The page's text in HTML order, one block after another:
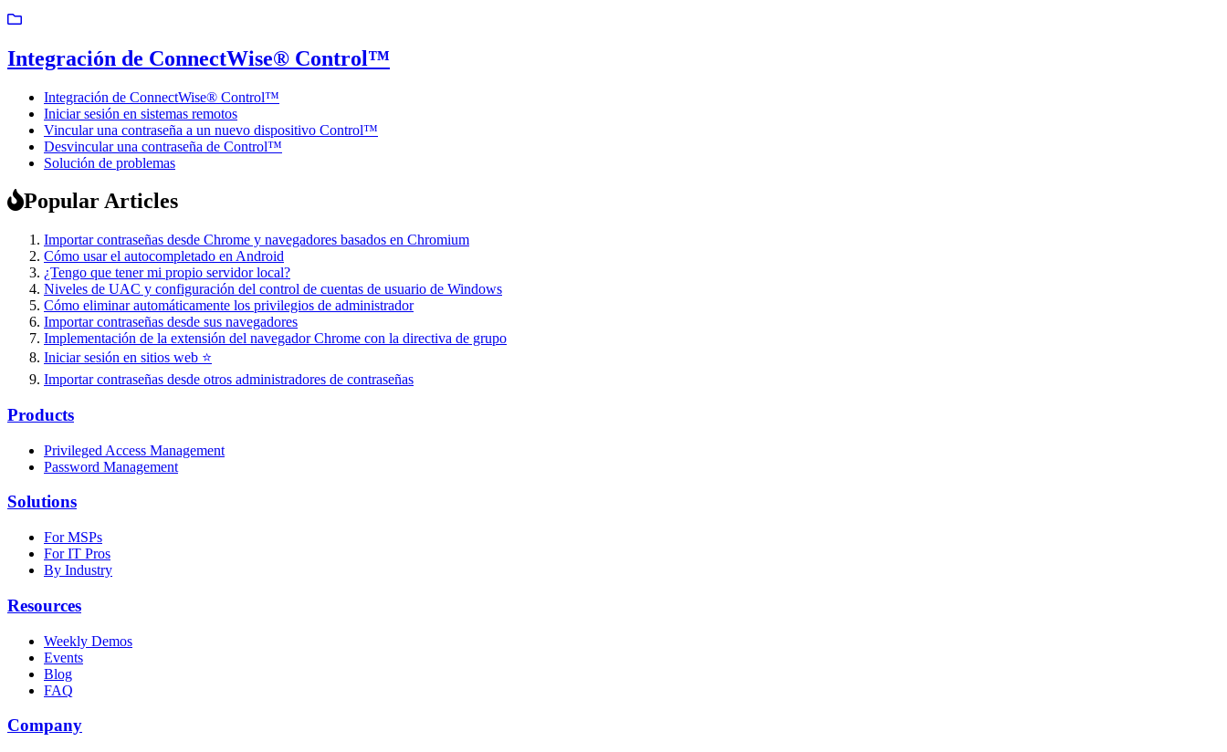
Integración de ConnectWise® Control™
Integración de ConnectWise® Control™
Iniciar sesión en sistemas remotos
Vincular una contraseña a un nuevo dispositivo Control™
Desvincular una contraseña de Control™
Solución de problemas
Popular Articles
Importar contraseñas desde Chrome y navegadores basados en Chromium
Cómo usar el autocompletado en Android
¿Tengo que tener mi propio servidor local?
Niveles de UAC y configuración del control de cuentas de usuario de Windows
Cómo eliminar automáticamente los privilegios de administrador
Importar contraseñas desde sus navegadores
Implementación de la extensión del navegador Chrome con la directiva de grupo
Iniciar sesión en sitios web ⭐
Importar contraseñas desde otros administradores de contraseñas
Products
Privileged Access Management
Password Management
Solutions
For MSPs
For IT Pros
By Industry
Resources
Weekly Demos
Events
Blog
FAQ
Company